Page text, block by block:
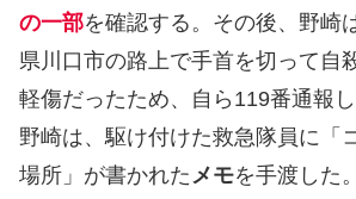
の一部を確認する。その後、野崎
県川口市の路上で手首を切って自
軽傷だったため、自ら119番通報し
野崎は、駆け付けた救急隊員に「
場所」が書かれた メモを手渡した